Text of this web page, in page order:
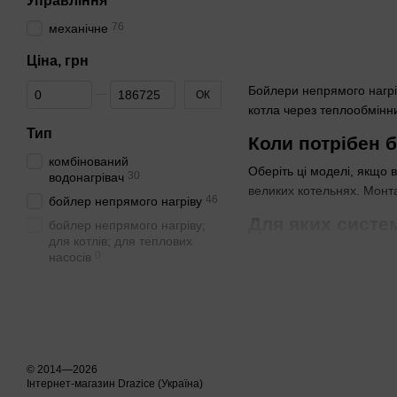
Бойлери непрямого
котла через
Коли потрібен
Оберіть ці моделі, якщо
великих котельнях.
Для 2-3 осіб вистачить
потрібні 750-2000 л.
Якщо потрібно
механічне 76
Ціна, грн
Від Ціна, грн
До Ціна, грн ОК
Тип
комбінований
водонагрівач 30
бойлер непрямого нагріву 46
бойлер непрямого нагріву;
для котлів; для теплових
насосів
© 2014—2026
Інтернет-магазин Drazice (Україна)